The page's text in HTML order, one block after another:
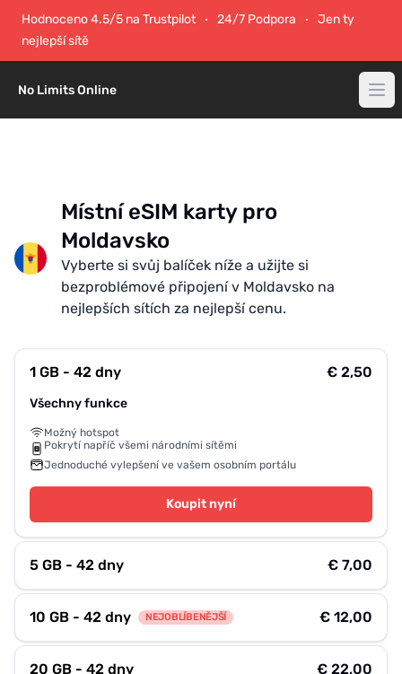
Hodnoceno 4.5/5 na Trustpilot 24/7 Podpora
Jen ty
nejlepší sítě
No Limits Online
Místní eSIM karty pro
Moldavsko
Vyberte si svůj balíček níže a užijte si
bezproblémové připojení v Moldavsko na
nejlepších sítích za nejlepší cenu.
1 GB - 42 dny € 2,50
Všechny funkce
Možný hotspot
Pokrytí napříč všemi národními sítěmi
Jednoduché vylepšení ve vašem osobním portálu
Koupit nyní
5 GB - 42 dny € 7,00
10 GB - 42 dny NEJOBLÍBENĚJŠÍ € 12,00
20 GB - 42 dny € 22,00